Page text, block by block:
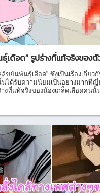
เดือด” รูปร่างที่แท้จริงของตั
ล์ขยันพันธุ์เดือด” ซึ่งเป็นเรื่องเกี่ย
นได้รับความนิยมเป็นอย่างมากที่
งที่แท้จริงของน้องเกล็ดเลือดคน